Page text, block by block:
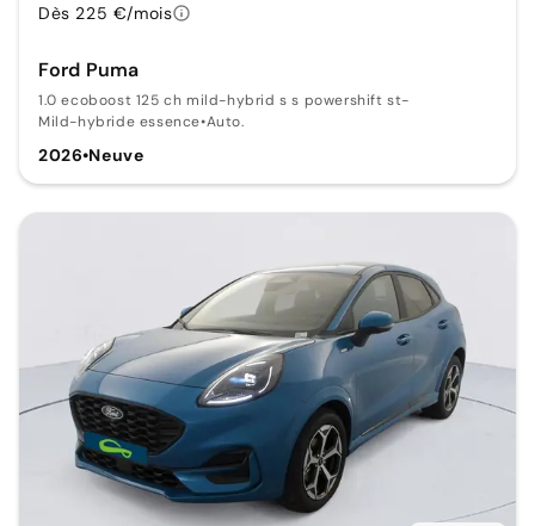
Ford Puma
1.0 ecoboost 125 ch mild-hybrid s s powershift st-
Mild-hybride essence•Auto.
2026•Neuve
Dès 225 €/mois